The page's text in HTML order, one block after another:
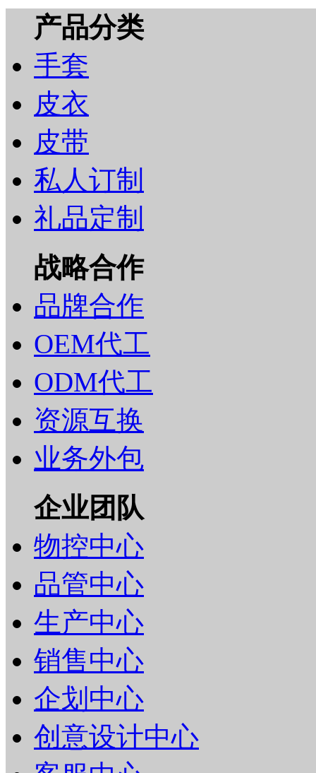
产品分类
手套
皮衣
皮带
私人订制
礼品定制
战略合作
品牌合作
OEM代工
ODM代工
资源互换
业务外包
企业团队
物控中心
品管中心
生产中心
销售中心
企划中心
创意设计中心